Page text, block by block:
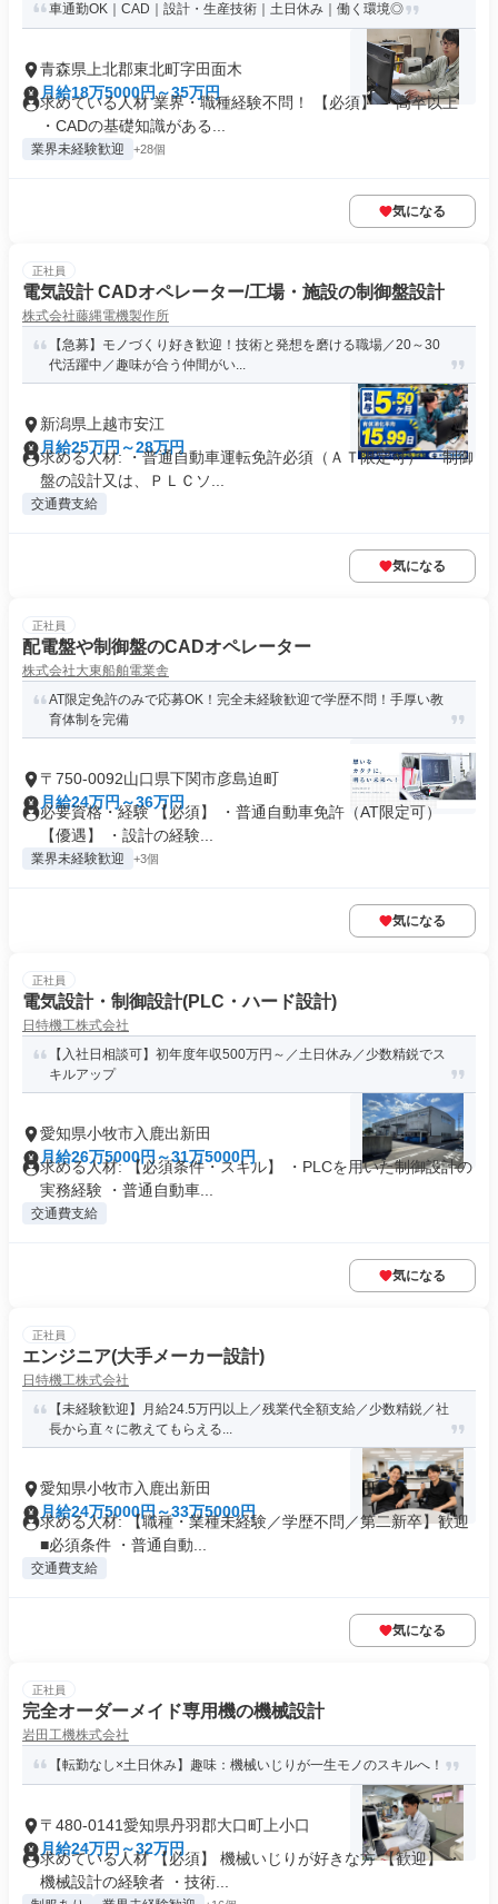
車通勤OK｜CAD｜設計・生産技術｜土日休み｜働く環境◎
青森県上北郡東北町字田面木
月給18万5000円～35万円
求めている人材 業界・職種経験不問！ 【必須】 ・高卒以上
・CADの基礎知識がある...
業界未経験歓迎 +28個
気になる
正社員
電気設計 CADオペレーター/工場・施設の制御盤設計
株式会社藤縄電機製作所
【急募】モノづくり好き歓迎！技術と発想を磨ける職場／20～30
代活躍中／趣味が合う仲間がい...
新潟県上越市安江
月給25万円～28万円
求める人材: ・普通自動車運転免許必須（ＡＴ限定可） ・制御
盤の設計又は、ＰＬＣソ...
交通費支給
気になる
正社員
配電盤や制御盤のCADオペレーター
株式会社大東船舶電業舎
AT限定免許のみで応募OK！完全未経験歓迎で学歴不問！手厚い教
育体制を完備
〒750-0092山口県下関市彦島迫町
月給24万円～36万円
必要資格・経験 【必須】 ・普通自動車免許（AT限定可）
【優遇】 ・設計の経験...
業界未経験歓迎 +3個
気になる
正社員
電気設計・制御設計(PLC・ハード設計)
日特機工株式会社
【入社日相談可】初年度年収500万円～／土日休み／少数精鋭でス
キルアップ
愛知県小牧市入鹿出新田
月給26万5000円～31万5000円
求める人材: 【必須条件・スキル】 ・PLCを用いた制御設計の
実務経験 ・普通自動車...
交通費支給
気になる
正社員
エンジニア(大手メーカー設計)
日特機工株式会社
【未経験歓迎】月給24.5万円以上／残業代全額支給／少数精鋭／社
長から直々に教えてもらえる...
愛知県小牧市入鹿出新田
月給24万5000円～33万5000円
求める人材: 【職種・業種未経験／学歴不問／第二新卒】歓迎
■必須条件 ・普通自動...
交通費支給
気になる
正社員
完全オーダーメイド専用機の機械設計
岩田工機株式会社
【転勤なし×土日休み】趣味：機械いじりが一生モノのスキルへ！
〒480-0141愛知県丹羽郡大口町上小口
月給24万円～32万円
求めている人材 【必須】 機械いじりが好きな方 【歓迎】 ・
機械設計の経験者 ・技術...